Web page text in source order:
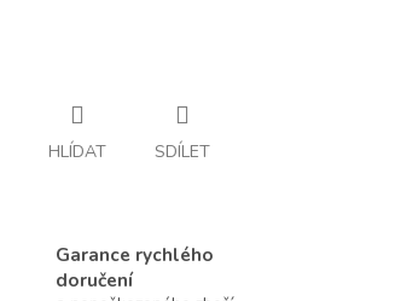
HLÍDAT SDÍLET
Garance rychlého
doručení